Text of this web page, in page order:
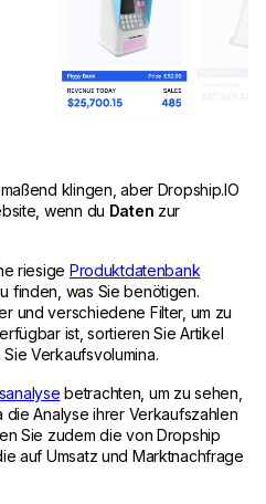
klingen, aber Dropship.IO
wenn du Daten zur
riesige Produktdatenbank
finden, was Sie benötigen.
und verschiedene Filter, um zu
ist, sortieren Sie Artikel
Verkaufsvolumina.
betrachten, um zu sehen,
die Analyse ihrer Verkaufszahlen
Sie zudem die von Dropship
auf Umsatz und Marktnachfrage